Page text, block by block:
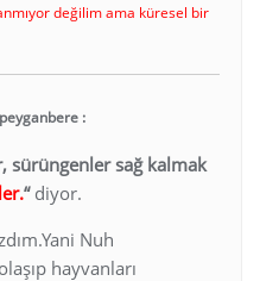
değilim ama küresel bir
:
sürüngenler sağ kalmak
“diyor.
Nuh
hayvanları